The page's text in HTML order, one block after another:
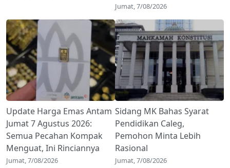
Jumat, 7/08/2026
Update Harga Emas Antam
Jumat 7 Agustus 2026:
Semua Pecahan Kompak
Menguat, Ini Rinciannya
Jumat, 7/08/2026
Sidang MK Bahas Syarat
Pendidikan Caleg,
Pemohon Minta Lebih
Rasional
Jumat, 7/08/2026